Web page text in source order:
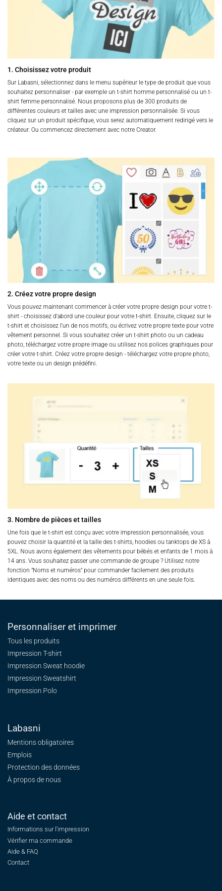
page
produit
1. Choisissez votre produit
Sur Labasni, sélectionnez dans le menu supérieur le type de produit que vous
souhaitez personnaliser - par exemple un t-shirt homme personnalisé ou un t-
shirt femme personnalisé. Nous proposons plus de 300 produits de
différentes couleurs et tailles avec une impression personnalisée. Si vous
cliquez sur un produit spécifique, vous serez automatiquement redirigé vers le
créateur. Ou commencez directement avec notre Creator.
2. Créez votre propre design
Vous pouvez maintenant commencer à créer votre propre design pour votre t-
shirt - choisissez d'abord une couleur pour votre t-shirt. Ensuite, cliquez sur le
t-shirt et choisissez l'un de nos motifs, ou écrivez votre propre texte pour votre
vêtement personnel. Si vous souhaitez créer un t-shirt photo ou un cadeau
photo, téléchargez votre propre image ou utilisez nos polices graphiques pour
créer votre t-shirt. Créez votre propre design - téléchargez votre propre photo,
votre texte ou un design prédéfini.
3. Nombre de pièces et tailles
Une fois que le t-shirt est conçu avec votre impression personnalisée, vous
pouvez choisir la quantité et la taille des t-shirts, hoodies ou tanktops de XS à
5XL. Nous avons également des vêtements pour bébés et enfants de 1 mois à
14 ans. Vous souhaitez passer une commande de groupe ? Utilisez notre
fonction "Noms et numéros" pour commander facilement des produits
identiques avec des noms ou des numéros différents en une seule fois.
Personnaliser et imprimer
Tous les produits
Impression T-shirt
Impression Sweat hoodie
Impression Sweatshirt
Impression Polo
Labasni
Mentions obligatoires
Emplois
Protection des données
À propos de nous
Aide et contact
Informations sur l'impression
Vérifier ma commande
Aide & FAQ
Contact